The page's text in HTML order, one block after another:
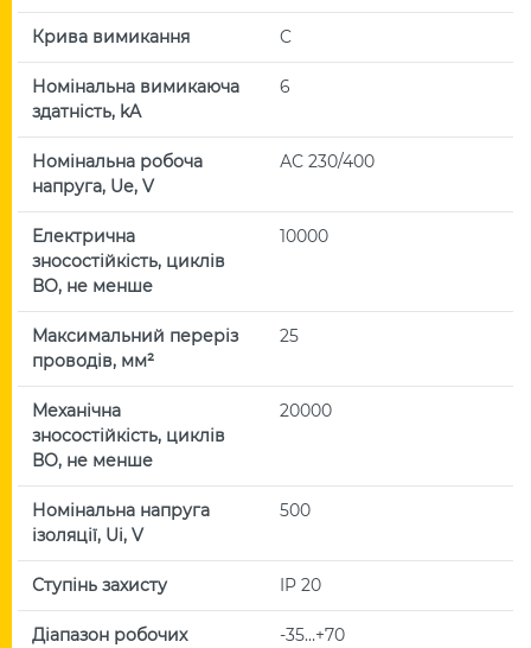
Крива вимикання C
Номінальна вимикаюча
здатність, kA
6
Номінальна робоча
напруга, Uе, V
АС 230/400
Електрична
зносостійкість, циклів
ВО, не менше
10000
Максимальний переріз
проводів, мм²
25
Механічна
зносостійкість, циклів
ВО, не менше
20000
Номінальна напруга
ізоляції, Ui, V
500
Ступінь захисту IP 20
Діапазон робочих
-35…+70